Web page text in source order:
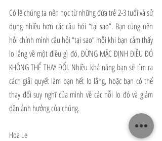
Có lẽ chúng ta nên học từ những đứa trẻ 2-3 tuổi và sử
dụng nhiều hơn các câu hỏi “tại sao”. Bạn cũng nên
hỏi chính mình câu hỏi “tại sao” mỗi khi bạn cảm thấy
lo lắng về một điều gì đó, ĐỪNG MẶC ĐỊNH ĐIỀU ĐÓ
KHÔNG THỂ THAY ĐỔI. Nhiều khả năng bạn sẽ tìm ra
cách giải quyết làm bạn hết lo lắng, hoặc bạn có thể
thay đổi suy nghĩ của mình về các nỗi lo đó và giảm
dần ảnh hưởng của chúng.
Hoa Le